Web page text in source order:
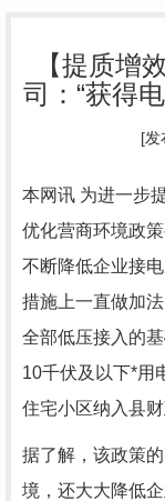
【提质增
司：“获得
[
本网讯 为进一步
优化营商环境政
不断降低企业接
措施上一直做加
全部低压接入的
10千伏及以下*用
住宅小区纳入县
据了解，该政策
境，还大大降低